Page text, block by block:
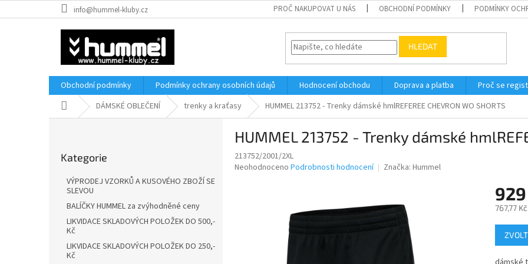
na
info@hummel-kluby.cz PROČ NAKUPOVAT U NÁS OBCHODNÍ PODMÍNKY PODMÍNKY
HLEDAT
Obchodní podmínky Podmínky ochrany osobních údajů Hodnocení obchodu Doprava a platba Proč se
Domů DÁMSKÉ OBLEČENÍ trenky a kraťasy HUMMEL 213752 - Trenky dámské hmlREFEREE CHEVRON WO SHORTS
kategorie
Kategorie
VÝPRODEJ VZORKŮ A KUSOVÉHO ZBOŽÍ SE
SLEVOU
BALÍČKY HUMMEL za zvýhodněné ceny
LIKVIDACE SKLADOVÝCH POLOŽEK DO 500,-
Kč
LIKVIDACE SKLADOVÝCH POLOŽEK DO 250,-
Kč
HUMMEL 213752 - Trenky dámské
213752/2001/2XL
Průměrné
Neohodnoceno Podrobnosti hodnocení Značka: Hummel
767,77
Měrná
cena: